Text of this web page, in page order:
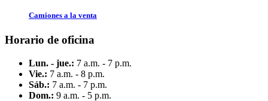
Camiones a la venta
Horario de oficina
Lun. - jue.: 7 a.m. - 7 p.m.
Vie.: 7 a.m. - 8 p.m.
Sáb.: 7 a.m. - 7 p.m.
Dom.: 9 a.m. - 5 p.m.